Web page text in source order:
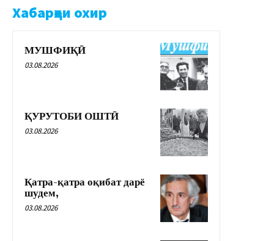
Хабарҳои охир
МУШФИҚӢ
03.08.2026
ҚУРУТОБИ ОШТӢ
03.08.2026
Қатра-қатра оқибат дарё
шудем,
03.08.2026